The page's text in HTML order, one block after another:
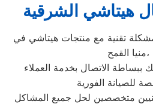
هيتاشي الشرقية
تقنية مع منتجات هيتاشي في
منيا القمح،
ببساطة الاتصال بخدمة العملاء
متخصصين لحل جميع المشاكل